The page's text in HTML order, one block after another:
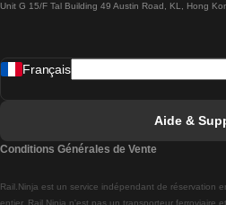
Trains de Lisbonne
Unit G 15/F Tal Building 49 Austin Road, KL, Hong
Rail.Ninja est un service indépendant de réservation
entier. Rail Ninja n'est pas un transporteur ferroviaire
Français
Aide &
Conditions Générales de Vente